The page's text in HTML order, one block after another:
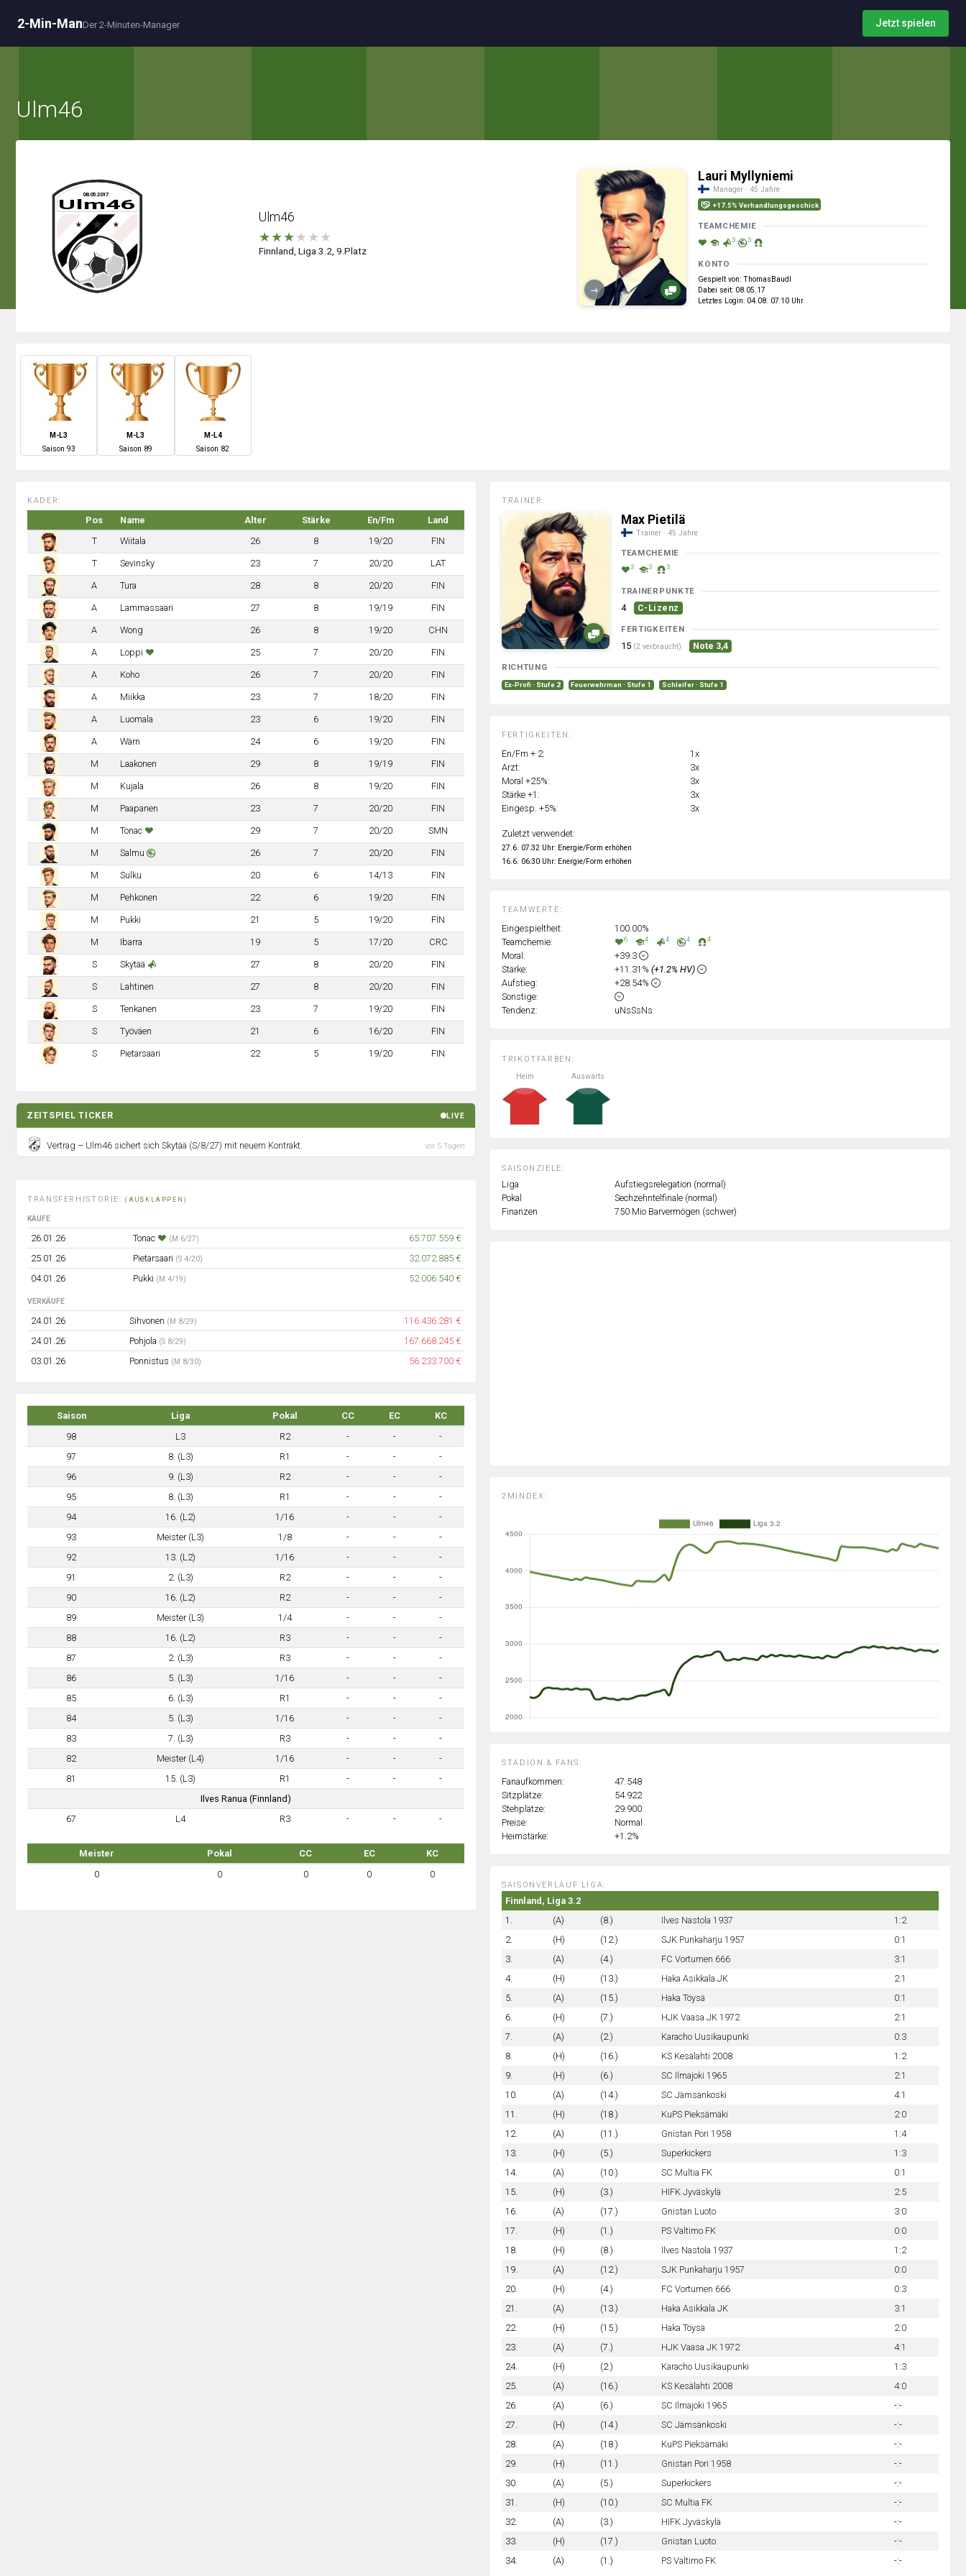
2-Min-ManDer 2-Minuten-Manager Jetzt spielen
Ulm46
Ulm46
★★★★ ★ ★
Finnland, Liga 3.2, 9.Platz
→
Lauri Myllyniemi
Manager · 45 Jahre
+17.5% Verhandlungsgeschick
TEAMCHEMIE
3 3
KONTO
Gespielt von: ThomasBaudl
Dabei seit: 08.05.17
Letztes Login: 04.08. 07:10 Uhr
M-L3
Saison 93
M-L3
Saison 89
M-L4
Saison 82
KADER:
Pos Name Alter Stärke En/Fm
Land
T
Wiitala 26 8 19/20 FIN
T Sevinsky 23 7 20/20 LAT
A Tura 28 8 20/20 FIN
A Lammassaari 27 8 19/19 FIN
A Wong 26 8 19/20 CHN
A Loppi 25 7 20/20 FIN
A Koho 26 7 20/20 FIN
A Miikka 23 7 18/20 FIN
A Luomala 23 6 19/20 FIN
A Wärn 24 6 19/20 FIN
M Laakonen 29 8 19/19 FIN
M Kujala 26 8 19/20 FIN
M Paapanen 23 7 20/20 FIN
M Tonac 29 7 20/20 SMN
M Salmu 26 7 20/20 FIN
M Sulku 20 6 14/13 FIN
M Pehkonen 22 6 19/20 FIN
M Pukki 21 5 19/20 FIN
M Ibarra 19 5 17/20 CRC
S Skytää 27 8 20/20 FIN
S Lahtinen 27 8 20/20 FIN
S Tenkanen 23 7 19/20 FIN
S Työväen 21 6 16/20 FIN
S Pietarsaari 22 5 19/20 FIN
ZEITSPIEL TICKER LIVE
Vertrag – Ulm46 sichert sich Skytää (S/8/27) mit neuem Kontrakt. vor 5 Tagen
TRANSFERHISTORIE:(AUSKLAPPEN)
KÄUFE
26.01.26 Tonac (M 6/27)
65.707.559 €
25.01.26
Pietarsaari (S 4/20)
32.072.885 €
04.01.26
Pukki (M 4/19) 52.006.540 €
VERKÄUFE
24.01.26 Sihvonen (M 8/29)
116.436.281 €
24.01.26
Pohjola (S 8/29)
167.668.245 €
03.01.26
Ponnistus (M 8/30) 56.233.700 €
Saison Liga Pokal CC EC
KC
98
L3 R2 - -
-
97
8. (L3) R1 - -
-
96
9. (L3) R2 - -
-
95
8. (L3) R1 - -
-
94
16. (L2) 1/16 - -
-
93
Meister (L3) 1/8 - -
-
92
13. (L2) 1/16 - -
-
91
2. (L3) R2 - -
-
90
16. (L2) R2 - -
-
89
Meister (L3) 1/4 - -
-
88
16. (L2) R3 - -
-
87
2. (L3) R3 - -
-
86
5. (L3) 1/16 - -
-
85
6. (L3) R1 - -
-
84
5. (L3) 1/16 - -
-
83
7. (L3) R3 - -
-
82
Meister (L4) 1/16 - -
-
81
15. (L3) R1 - -
-
Ilves Ranua (Finnland)
67
L4 R3 - - -
Meister Pokal CC EC
KC
0
0 0 0 0
TRIKOTFARBEN:
Heim
Auswärts
SAISONZIELE:
Liga
Aufstiegsrelegation (normal)
Pokal
Sechzehntelfinale (normal)
Finanzen
750 Mio Barvermögen (schwer)
2MINDEX:
TEAMWERTE:
Eingespieltheit:
100.00%
Teamchemie:
6 4 4 4 4
Moral:
+39.3
Stärke:
+11.31% (+1.2% HV)
Aufstieg:
+28.54%
Sonstige:
Tendenz:
uNsSsNs
TRAINER:
Max Pietilä
Trainer · 45 Jahre
TEAMCHEMIE
3 3 3
TRAINERPUNKTE
4 C-Lizenz
FERTIGKEITEN
15 (2 verbraucht) Note 3,4
RICHTUNG
Ex-Profi · Stufe 2 Feuerwehrman · Stufe 1 Schleifer · Stufe 1
FERTIGKEITEN:
En/Fm + 2:
1x
Arzt:
3x
Moral +25%:
3x
Stärke +1:
3x
Eingesp. +5%:
3x
Zuletzt verwendet:
27.6. 07:32 Uhr: Energie/Form erhöhen
16.6. 06:30 Uhr: Energie/Form erhöhen
STADION & FANS:
Fanaufkommen:
47.548
Sitzplätze:
54.922
Stehplätze:
29.900
Preise:
Normal
Heimstärke:
+1.2%
SAISONVERLAUF LIGA:
Finnland, Liga 3.2
1.
(A) (8.) Ilves Nastola 1937
1:2
2.
(H) (12.) SJK Punkaharju 1957
0:1
3.
(A) (4.) FC Vorturnen 666
3:1
4.
(H) (13.) Haka Asikkala JK
2:1
5.
(A) (15.) Haka Töysä
0:1
6.
(H) (7.) HJK Vaasa JK 1972
2:1
7.
(A) (2.) Karacho Uusikaupunki
0:3
8.
(H) (16.) KS Kesälahti 2008
1:2
9.
(H) (6.) SC Ilmajoki 1965
2:1
10.
(A) (14.) SC Jämsänkoski
4:1
11.
(H) (18.) KuPS Pieksämäki
2:0
12.
(A) (11.) Gnistan Pori 1958
1:4
13.
(H) (5.) Superkickers
1:3
14.
(A) (10.) SC Multia FK
0:1
15.
(H) (3.) HIFK Jyväskylä
2:5
16.
(A) (17.) Gnistan Luoto
3:0
17.
(H) (1.) PS Valtimo FK
0:0
18.
(H) (8.) Ilves Nastola 1937
1:2
19.
(A) (12.) SJK Punkaharju 1957
0:0
20.
(H) (4.) FC Vorturnen 666
0:3
21.
(A) (13.) Haka Asikkala JK
3:1
22.
(H) (15.) Haka Töysä
2:0
23.
(A) (7.) HJK Vaasa JK 1972
4:1
24.
(H) (2.) Karacho Uusikaupunki
1:3
25.
(A) (16.) KS Kesälahti 2008
4:0
26.
(A) (6.) SC Ilmajoki 1965
-:-
27.
(H) (14.) SC Jämsänkoski
-:-
28.
(A) (18.) KuPS Pieksämäki
-:-
29.
(H) (11.) Gnistan Pori 1958
-:-
30.
(A) (5.) Superkickers
-:-
31.
(H) (10.) SC Multia FK
-:-
32.
(A) (3.) HIFK Jyväskylä
-:-
33.
(H) (17.) Gnistan Luoto
-:-
34.
(A) (1.) PS Valtimo FK -:-